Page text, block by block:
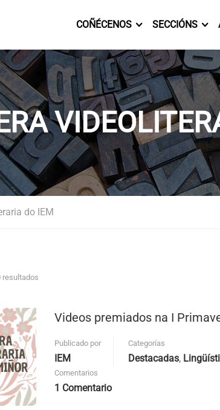
COÑÉCENOS SECCIÓNS
do IEM
resultados
Videos premiados na I
Publicado por
IEM
Categorías
Destacadas,
Comentarios
1 Comentario